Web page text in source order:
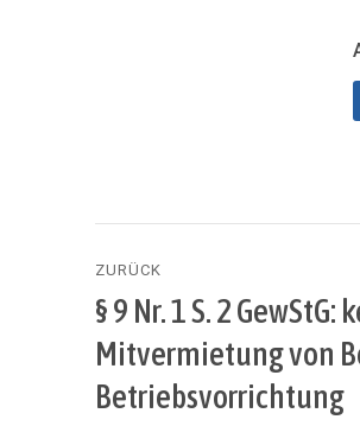
ZURÜCK
Vorheriger
Beitrag:
§ 9 Nr. 1 S. 2
Mitvermietung von
Betriebsvorrichtung